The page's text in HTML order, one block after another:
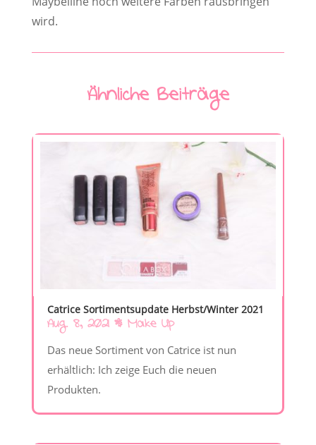
wird.
Ähnliche Beiträge
Catrice Sortimentsupdate Herbst/Winter 2021
Aug. 8, 2021| Make Up
Das neue Sortiment von Catrice ist nun
erhältlich: Ich zeige Euch die neuen
Produkten.